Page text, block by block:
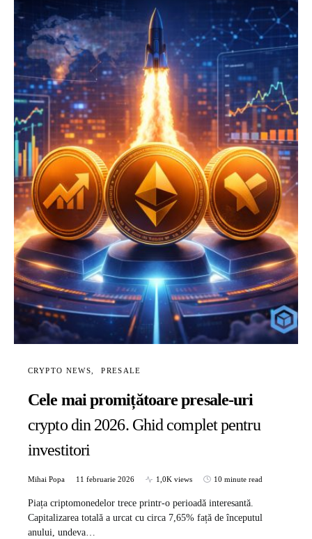
CRYPTO NEWS PRESALE
Cele mai promițătoare presale-uri
crypto din 2026. Ghid complet pentru
investitori
Mihai Popa 11 februarie 2026 1,0K views 10 minute read
Piața criptomonedelor trece printr-o perioadă interesantă.
Capitalizarea totală a urcat cu circa 7,65% față de începutul
anului, undeva…